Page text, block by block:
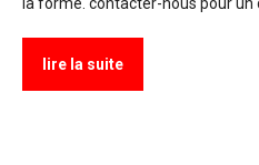
lire la suite